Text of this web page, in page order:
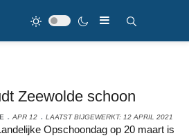
Zeewolde schoon
APR 12 LAATST BIJGEWERKT: 12 APRIL 2021